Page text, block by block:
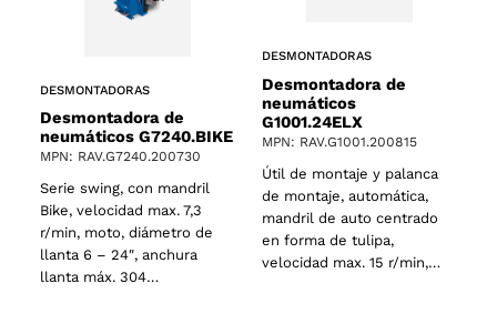
DESMONTADORAS
Desmontadora de
neumáticos G7240.BIKE
MPN: RAV.G7240.200730
Serie swing, con mandril
Bike, velocidad max. 7,3
r/min, moto, diámetro de
llanta 6 – 24″, anchura
llanta máx. 304…
DESMONTADORAS
Desmontadora de
neumáticos
G1001.24ELX
MPN: RAV.G1001.200815
Útil de montaje y palanca
de montaje, automática,
mandril de auto centrado
en forma de tulipa,
velocidad max. 15 r/min,…